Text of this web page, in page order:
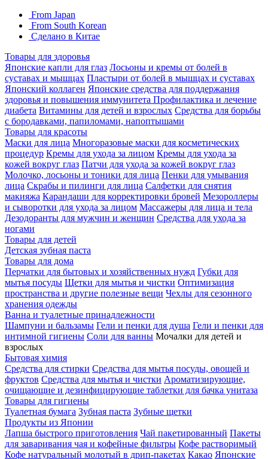
From Japan
From South Korean
Сделано в Китае
Товары для здоровья
Японские капли для глаз Лосьоны и кремы от болей в
суставах и мышцах Пластыри от болей в мышцах и суставах
Японский коллаген Японские средства для поддержания
здоровья и повышения иммунитета Профилактика и лечение
диабета Витамины для детей и взрослых Средства для борьбы
с бородавками, папиломами, напоптышами
Товары для красоты
Маски для лица Многоразовые маски для косметических
процедур Кремы для ухода за лицом Кремы для ухода за
кожей вокруг глаз Патчи для ухода за кожей вокруг глаз
Молочко, лосьоны и тоники для лица Пенки для умывания
лица Скрабы и пилинги для лица Салфетки для снятия
макияжа Карандаши для корректировки бровей Мезороллеры
и сыворотки для ухода за лицом Массажеры для лица и тела
Дезодоранты для мужчин и женщин Средства для ухода за
ногами
Товары для детей
Детская зубная паста
Товары для дома
Перчатки для бытовых и хозяйственных нужд Губки для
мытья посуды Щетки для мытья и чистки Оптимизация
пространства и другие полезные вещи Чехлы для сезонного
хранения одежды
Ванна и туалетные принадлежности
Шампуни и бальзамы Гели и пенки для душа Гели и пенки для
интимной гигиены Соли для ванны Мочалки для детей и
взрослых
Бытовая химия
Средства для стирки Средства для мытья посуды, овощей и
фруктов Средства для мытья и чистки Ароматизирующие,
очищающие и дезинфицирующие таблетки для бачка унитаза
Товары для гигиены
Туалетная бумага Зубная паста Зубные щетки
Продукты из Японии
Лапша быстрого приготовления Чай пакетированный Пакеты
для заваривания чая и кофейные фильтры Кофе растворимый
Кофе натуральный молотый в дрип-пакетах Какао Японские